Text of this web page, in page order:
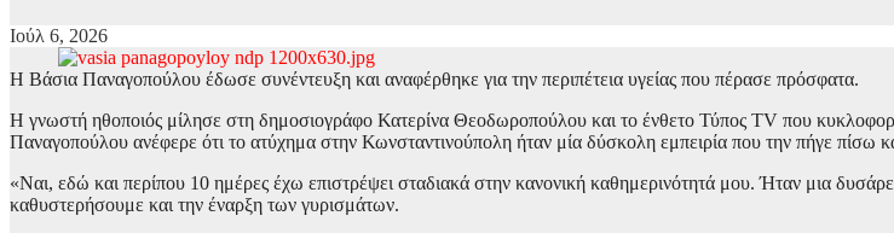
Ιούλ 6, 2026
Η Βάσια Παναγοπούλου έδωσε συνέντευξη και αναφέρθηκε για την περιπέτεια υγείας που πέρασε πρόσφατα.
Η γνωστή ηθοποιός μίλησε στη δημοσιογράφο Κατερίνα Θεοδωροπούλου και το ένθετο Τύπος TV που
Παναγοπούλου ανέφερε ότι το ατύχημα στην Κωνσταντινούπολη ήταν μία δύσκολη εμπειρία που την πήγε πίσω
«Ναι, εδώ και περίπου 10 ημέρες έχω επιστρέψει σταδιακά στην κανονική καθημερινότητά μου. Ήταν μια
καθυστερήσουμε και την έναρξη των γυρισμάτων.